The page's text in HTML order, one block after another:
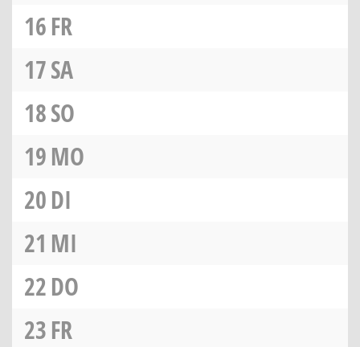
16FR
17SA
18SO
19MO
20DI
21 MI
22DO
23FR